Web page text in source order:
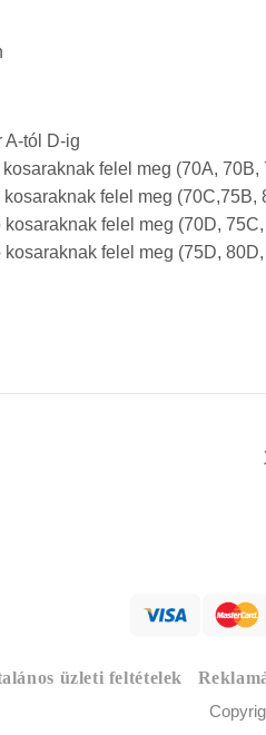
A-tól D-ig
felel meg (70A, 70B,
felel meg (70C,75B,
felel meg (70D,
felel meg (75D,
üzleti feltételek